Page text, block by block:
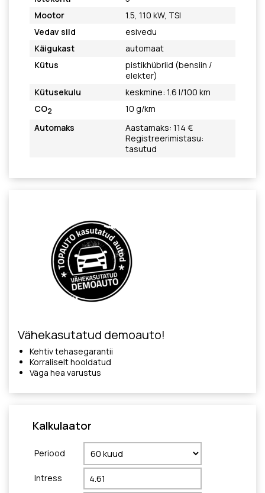
Mootor
1.5, 110 kW, TSI
Vedav sild
esivedu
Käigukast
automaat
Kütus
pistikhübriid (bensiin /
elekter)
Kütusekulu
keskmine: 1.6 l/100 km
CO2
10 g/km
Automaks
Aastamaks: 114 €
Registreerimistasu:
tasutud
Vähekasutatud demoauto!
Kehtiv tehasegarantii
Korraliselt hooldatud
Väga hea varustus
Kalkulaator
Periood
Intress